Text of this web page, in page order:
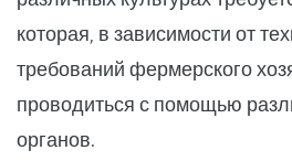
которая, в зависимости от
требований фермерского
проводиться с помощью
органов.